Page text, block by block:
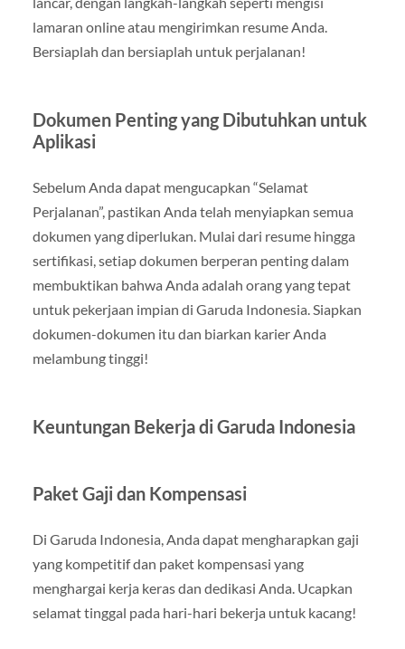
lamaran online atau mengirimkan resume Anda.
Bersiaplah dan bersiaplah untuk perjalanan!
Dokumen Penting yang Dibutuhkan untuk
Aplikasi
Sebelum Anda dapat mengucapkan “Selamat
Perjalanan”, pastikan Anda telah menyiapkan semua
dokumen yang diperlukan. Mulai dari resume hingga
sertifikasi, setiap dokumen berperan penting dalam
membuktikan bahwa Anda adalah orang yang tepat
untuk pekerjaan impian di Garuda Indonesia. Siapkan
dokumen-dokumen itu dan biarkan karier Anda
melambung tinggi!
Keuntungan Bekerja di Garuda Indonesia
Paket Gaji dan Kompensasi
Di Garuda Indonesia, Anda dapat mengharapkan gaji
yang kompetitif dan paket kompensasi yang
menghargai kerja keras dan dedikasi Anda. Ucapkan
selamat tinggal pada hari-hari bekerja untuk kacang!